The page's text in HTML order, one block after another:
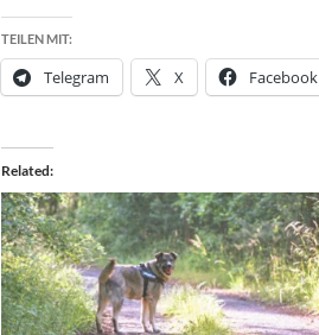
TEILEN MIT:
Telegram X Facebook
Related